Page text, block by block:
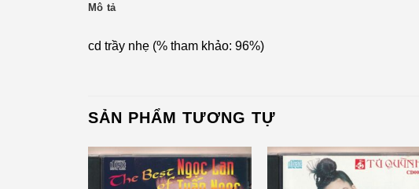
Mô tả
cd trầy nhẹ (% tham khảo: 96%)
SẢN PHẨM TƯƠNG TỰ